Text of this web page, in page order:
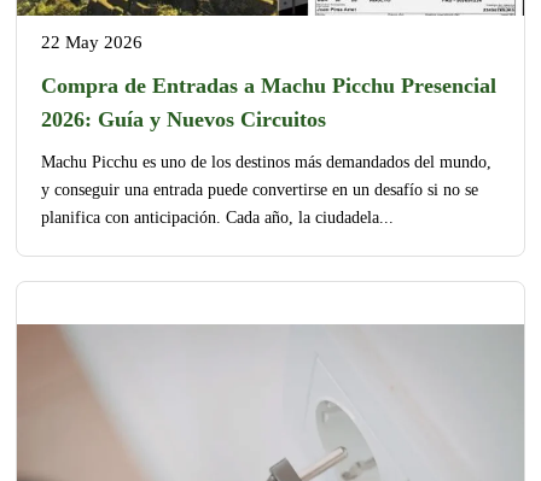
22 May 2026
Compra de Entradas a Machu Picchu Presencial
2026: Guía y Nuevos Circuitos
Machu Picchu es uno de los destinos más demandados del mundo,
y conseguir una entrada puede convertirse en un desafío si no se
planifica con anticipación. Cada año, la ciudadela...